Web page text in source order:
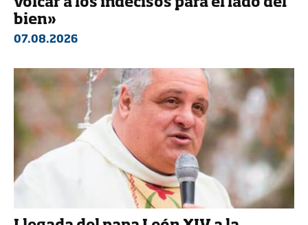
volcar a los indecisos para el lado del
bien»
07.08.2026